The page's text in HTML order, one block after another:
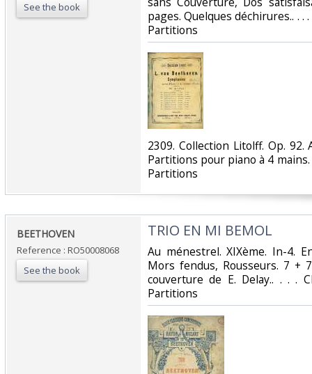
See the book
pages. Quelques déchirures.. . .
Partitions‎
‎2309. Collection Litolff. Op.
Partitions pour piano à 4
Partitions‎
‎BEETHOVEN‎
Reference : RO50008068
See the book
‎TRIO EN MI BEMOL‎
‎Au ménestrel. XIXème. In-4.
Mors fendus, Rousseurs. 7 +
couverture de E. Delay.. . . .
Partitions‎